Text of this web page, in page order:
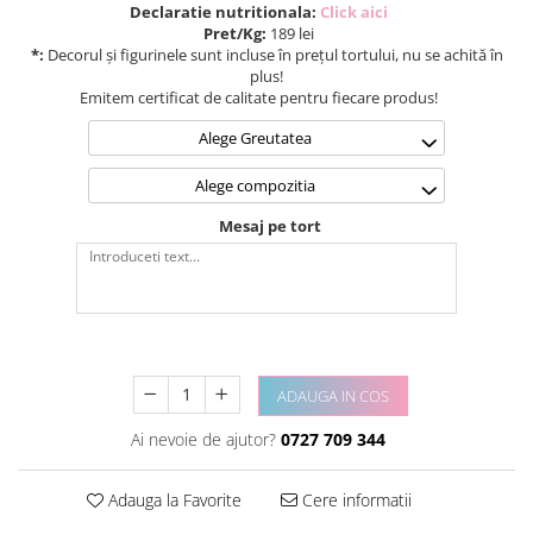
Declaratie nutritionala: Click aici
Pret/Kg: 189 lei
*: Decorul și figurinele sunt incluse în prețul tortului, nu se achită în
plus!
Emitem certificat de calitate pentru fiecare produs!
Alege Greutatea
Alege compozitia
Mesaj pe tort
ADAUGA IN COS
Ai nevoie de ajutor? 0727 709 344
Adauga la Favorite Cere informatii